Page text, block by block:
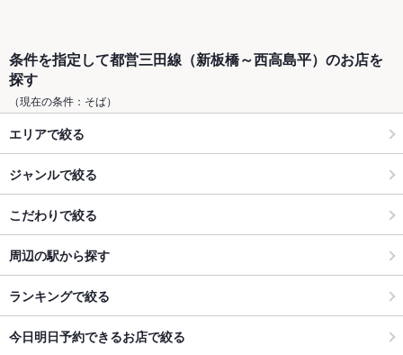
条件を指定して都営三田線（新板橋～西高島平）のお店を
探す
（現在の条件：そば）
エリアで絞る
ジャンルで絞る
こだわりで絞る
周辺の駅から探す
ランキングで絞る
今日明日予約できるお店で絞る